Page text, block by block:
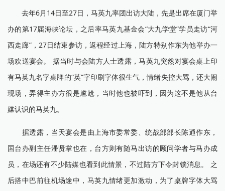
去年6月14日至27日，马英九率团出访大陆，先是出席在厦门举
办的第17届海峡论坛，之后率马英九基金会“大九学堂”学员走访“河
西走廊”，27日结束参访，返程经过上海，陆方特别作东为他举办一
场欢送宴会。 据当时与会陆方人士透露，马英九突然对宴会桌上印
有马英九名字桌牌的“英”字印刷字体很生气，情绪失控大骂，还大闹
现场，弄得主办方很是尴尬，当时他也被吓到，因为这不是他从台
媒认识的马英九。
据透露，当天宴会是由上海市委常委、统战部部长陈通作东，
国台办副主任潘贤掌也在，台方则有随马出访的顾问学者与马办成
员，在场还有不少陆媒也看到此情景，不过陆方下令封锁消息。 之
后搭中巴前往机场途中，马英九情绪更加激动，为了桌牌字体大骂